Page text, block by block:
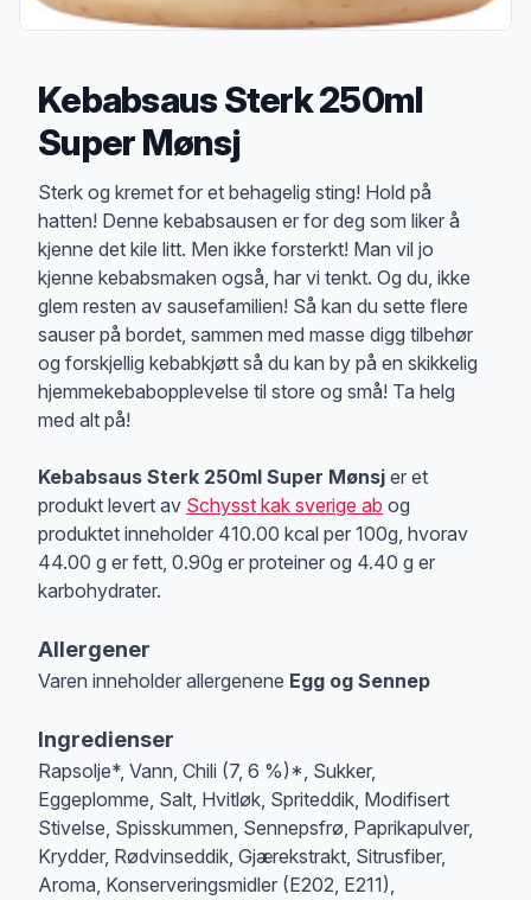
Kebabsaus Sterk 250ml
Super Mønsj
Produktbeskrivelse
Sterk og kremet for et behagelig sting! Hold på
hatten! Denne kebabsausen er for deg som liker å
kjenne det kile litt. Men ikke forsterkt! Man vil jo
kjenne kebabsmaken også, har vi tenkt. Og du, ikke
glem resten av sausefamilien! Så kan du sette flere
sauser på bordet, sammen med masse digg tilbehør
og forskjellig kebabkjøtt så du kan by på en skikkelig
hjemmekebabopplevelse til store og små! Ta helg
med alt på!
Kebabsaus Sterk 250ml Super Mønsj er et
produkt levert av Schysst kak sverige ab og
produktet inneholder 410.00 kcal per 100g, hvorav
44.00 g er fett, 0.90g er proteiner og 4.40 g er
karbohydrater.
Allergener
Varen inneholder allergenene Egg og Sennep
Ingredienser
Rapsolje*, Vann, Chili (7, 6 %)*, Sukker,
Eggeplomme, Salt, Hvitløk, Spriteddik, Modifisert
Stivelse, Spisskummen, Sennepsfrø, Paprikapulver,
Krydder, Rødvinseddik, Gjærekstrakt, Sitrusfiber,
Aroma, Konserveringsmidler (E202, E211),